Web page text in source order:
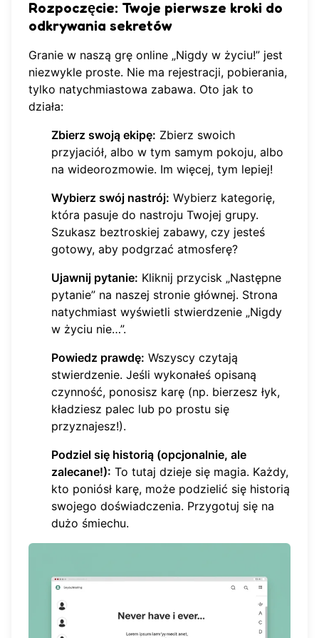
Rozpoczęcie: Twoje pierwsze kroki do
odkrywania sekretów
Granie w naszą grę online „Nigdy w życiu!” jest
niezwykle proste. Nie ma rejestracji, pobierania,
tylko natychmiastowa zabawa. Oto jak to
działa:
Zbierz swoją ekipę: Zbierz swoich
przyjaciół, albo w tym samym pokoju, albo
na wideorozmowie. Im więcej, tym lepiej!
Wybierz swój nastrój: Wybierz kategorię,
która pasuje do nastroju Twojej grupy.
Szukasz beztroskiej zabawy, czy jesteś
gotowy, aby podgrzać atmosferę?
Ujawnij pytanie: Kliknij przycisk „Następne
pytanie” na naszej stronie głównej. Strona
natychmiast wyświetli stwierdzenie „Nigdy
w życiu nie…”.
Powiedz prawdę: Wszyscy czytają
stwierdzenie. Jeśli wykonałeś opisaną
czynność, ponosisz karę (np. bierzesz łyk,
kładziesz palec lub po prostu się
przyznajesz!).
Podziel się historią (opcjonalnie, ale
zalecane!): To tutaj dzieje się magia. Każdy,
kto poniósł karę, może podzielić się historią
swojego doświadczenia. Przygotuj się na
dużo śmiechu.